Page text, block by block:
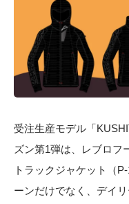
受注生産モデル「
ズン第1弾は、レブロフ
トラックジャケット（
ーンだけでなく、デイ